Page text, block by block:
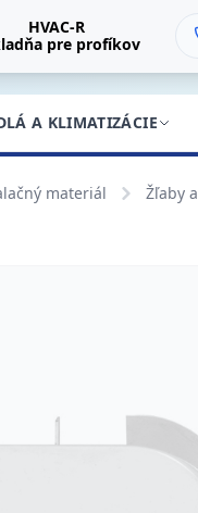
HVAC-R
pre profíkov
A KLIMATIZÁCIE
materiál Žľaby